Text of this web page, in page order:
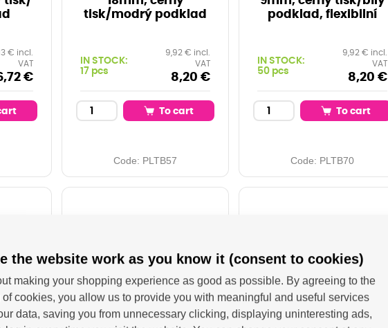
€ incl.
VAT
€
tisk/modrý podklad
IN STOCK:
17 pcs
9,92 € incl.
VAT
8,20 €
To cart
Code: PLTB57
podklad, flexibilní
IN STOCK:
50 pcs
9,92 € incl.
VAT
8,20 €
To cart
Code: PLTB70
the website work as you know it (consent to cookies)
making your shopping experience as good as possible. By agreeing to the
of cookies, you allow us to provide you with meaningful and useful services
data, saving you from unnecessary clicking, displaying uninteresting ads,